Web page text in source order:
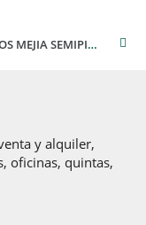
VENTA DEPARTAMENTO 2 AMBIENTES RAMOS MEJIA SEMIPISO AL FRENTE CON BALCÓN
y alquiler,
oficinas, quintas,